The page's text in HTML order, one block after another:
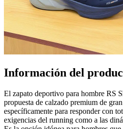
Información del
El zapato deportivo para hombre RS
propuesta de calzado premium de
específicamente para responder con
exigencias del running como a las